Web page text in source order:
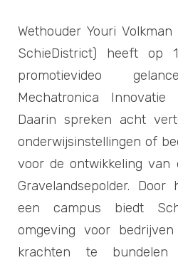
Wethouder Youri
SchieDistrict) heeft op
promotievideo
Mechatronica Innovatie
Daarin spreken acht
onderwijsinstellingen of
voor de ontwikkeling van
Gravelandsepolder.
een campus biedt
omgeving voor
krachten te